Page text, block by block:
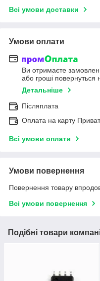
Всі умови доставки
Умови оплати
Ви отримаєте
або гроші повернуться
Детальніше
Післяплата
Оплата на карту
Всі умови оплати
Умови повернення
Повернення товару
Всі умови повернення
Подібні товари